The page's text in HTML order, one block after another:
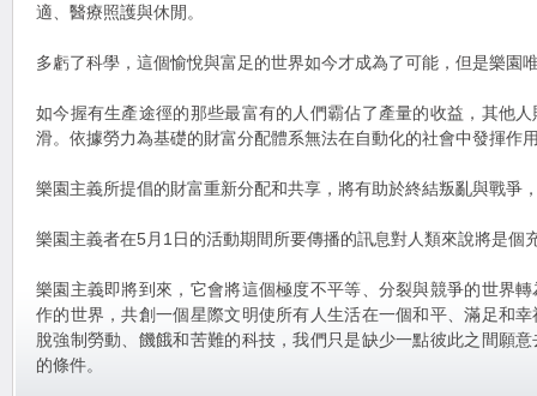
適、醫療照護與休閒。
多虧了科學，這個愉悅與富足的世界如今才成為了可能，但是樂園
如今握有生產途徑的那些最富有的人們霸佔了產量的收益，其他
滑。依據勞力為基礎的財富分配體系無法在自動化的社會中發揮作
樂園主義所提倡的財富重新分配和共享，將有助於終結叛亂與戰爭
樂園主義者在5月1日的活動期間所要傳播的訊息對人類來說將是個
樂園主義即將到來，它會將這個極度不平等、分裂與競爭的世界
作的世界，共創一個星際文明使所有人生活在一個和平、滿足和
脫強制勞動、饑餓和苦難的科技，我們只是缺少一點彼此之間願
的條件。